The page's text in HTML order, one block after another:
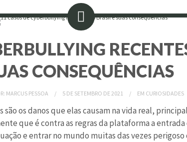
CONSEQUÊNCIAS
MARCUS PESSOA 5 DE SETEMBRO DE 2021 EM CURIOSIDADES
os danos que elas causam na vida real,
que é contra as regras da plataforma a entrada
e entrar no mundo muitas das vezes perigoso